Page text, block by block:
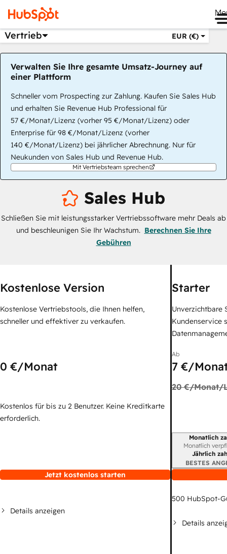
Vertrieb EUR (€)
Verwalten Sie Ihre gesamte Umsatz-Journey auf
einer Plattform
Schneller vom Prospecting zur Zahlung. Kaufen Sie Sales Hub
und erhalten Sie Revenue Hub Professional für
57 €/Monat/Lizenz (vorher 95 €/Monat/Lizenz) oder
Enterprise für 98 €/Monat/Lizenz (vorher
140 €/Monat/Lizenz) bei jährlicher Abrechnung. Nur für
Neukunden von Sales Hub und Revenue Hub.
Mit Vertriebsteam sprechen
Sales Hub
Schließen Sie mit leistungsstarker Vertriebssoftware mehr Deals ab
und beschleunigen Sie Ihr Wachstum. Berechnen Sie Ihre
Gebühren
Kostenlose Version
Kostenlose Vertriebstools, die Ihnen helfen,
schneller und effektiver zu verkaufen.
0 €/Monat
Kostenlos für bis zu 2 Benutzer. Keine Kreditkarte
erforderlich.
Jetzt kostenlos starten
Details anzeigen
Starter
Unverzichtbare
Kundenservice
Ab
7 €/
20 €/Monat/
Monatlich
Monatlich
Jährlich
BESTES
500 HubSpot-
Details